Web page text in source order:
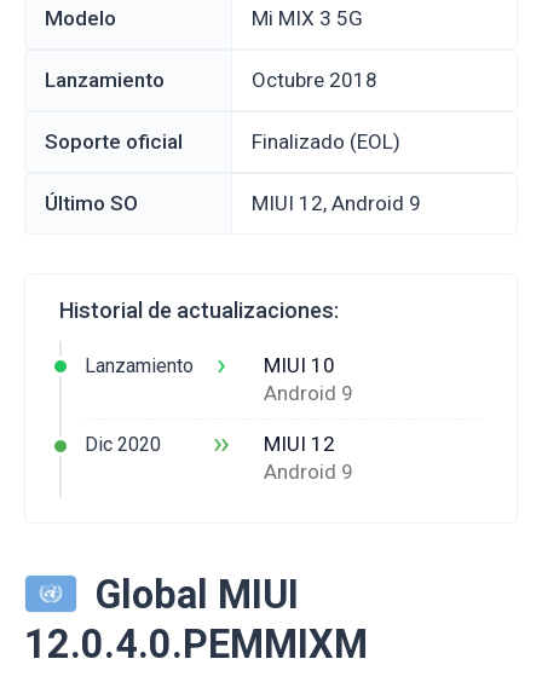
Modelo Mi MIX 3 5G
Lanzamiento octubre 2018
Soporte oficial Finalizado (EOL)
Último SO MIUI 12, Android 9
Historial de actualizaciones:
Lanzamiento ›
MIUI 10
Android 9
Dic 2020 ››
MIUI 12
Android 9
Global MIUI
12.0.4.0.PEMMIXM